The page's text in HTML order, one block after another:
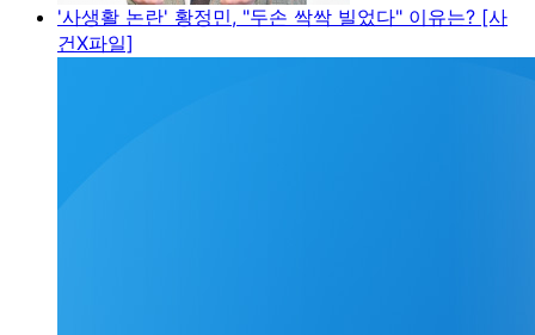
'사생활 논란' 황정민, "두손 싹싹 빌었다" 이유는? [사
건X파일]